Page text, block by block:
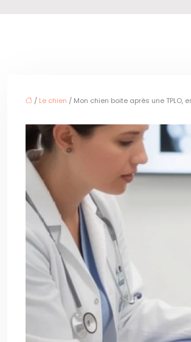
/ Le chien / Mon chien boite après une TPLO,